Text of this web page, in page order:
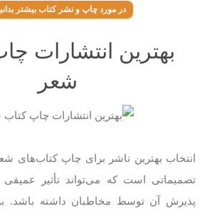
در مورد چاپ و نشر کتاب بیشتر
بهترین انتشارات
شعر
انتخاب بهترین ناشر برای چاپ کتاب‌های
تصمیماتی است که می‌تواند تأثیر
پذیرش آن توسط مخاطبان داشته باشد.